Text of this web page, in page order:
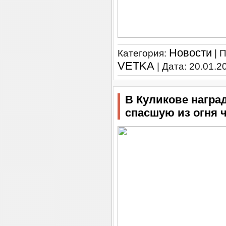
Категория: Новости |
VETKA | Дата:
В Куликове
спасшую из огня